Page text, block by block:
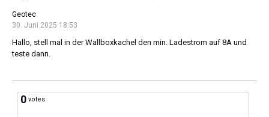
Geotec
30. Juni 2025 18:53
Hallo, stell mal in der Wallboxkachel den min. Ladestrom auf 8A und
teste dann.
0 votes